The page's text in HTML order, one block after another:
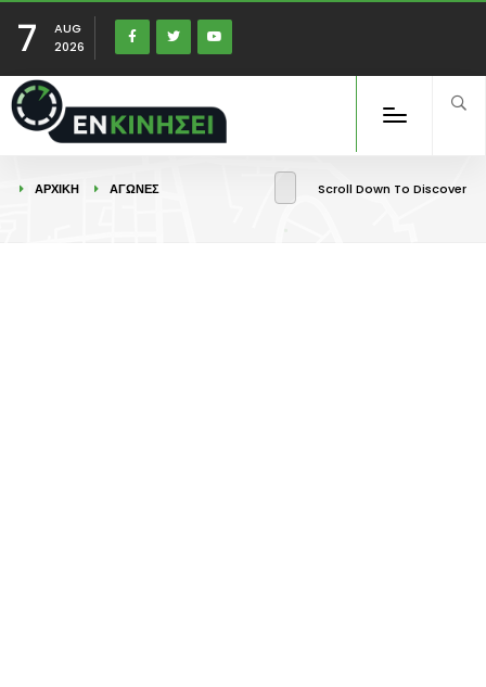
7
AUG
2026
ΑΡΧΙΚΉ ΑΓΩΝΕΣ Scroll Down To Discover